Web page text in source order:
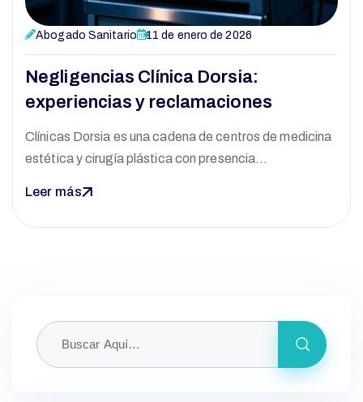
Abogado Sanitario 11 de enero de 2026
Negligencias Clínica Dorsia:
experiencias y reclamaciones
Clínicas Dorsia es una cadena de centros de medicina
estética y cirugía plástica con presencia…
Leer más